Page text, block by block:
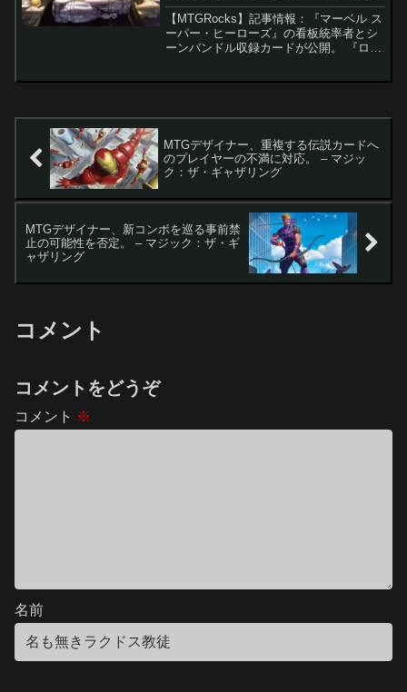
ク：ザ・ギャザリング
【MTGRocks】記事情報：『マーベル ス
ーパー・ヒーローズ』の看板統率者とシ
ーンバンドル収録カードが公開。 『ロー
MTGデザイナー、重複する伝説カードへ
のプレイヤーの不満に対応。 – マジッ
ク：ザ・ギャザリング
MTGデザイナー、新コンボを巡る事前禁
止の可能性を否定。 – マジック：ザ・ギ
ャザリング
コメント
コメントをどうぞ
コメント ※
名前